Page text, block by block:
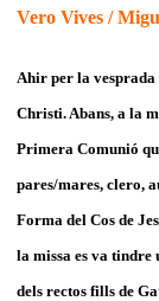
Vero Vives /
Ahir per la vesprada
Christi. Abans, a la
Primera Comunió
pares/mares, clero,
Forma del Cos de
la missa es va tindre
dels rectos fills de